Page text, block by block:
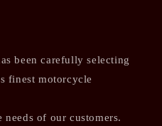
been carefully selecting
finest motorcycle
needs of our customers.